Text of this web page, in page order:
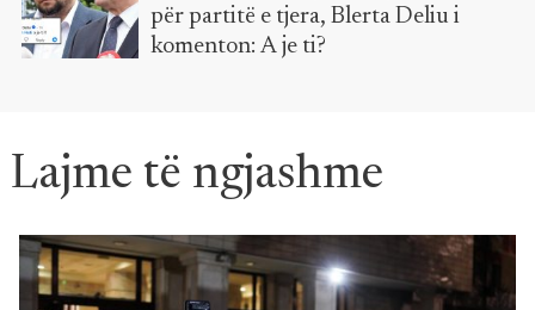
për partitë e tjera, Blerta Deliu i
komenton: A je ti?
Lajme të ngjashme